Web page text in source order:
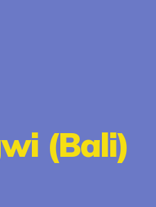
(Bali)